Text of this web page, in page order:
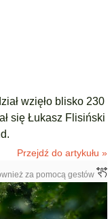
wzięło blisko 230
się Łukasz Flisiński
Przejdź do artykułu »
za pomocą gestów